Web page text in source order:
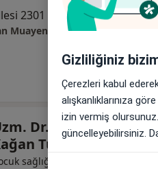
Yarhasanlar Mahallesi 2301 Sokak No: 2/2 (Belediye Su İşleri Müdürlüğü Karşısı), Manisa •Harita
Muayenehanesi
Dr. Mücahit Oğuz
Türk
sağlığı ve hastalıkları
Gizliliğiniz
Çerezleri kabul
alışkanlıklarınıza
izin vermiş
güncelleyebilirsiniz.